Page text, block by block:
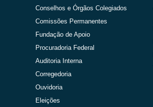
Conselhos e Órgãos Colegiados
Comissões Permanentes
Fundação de Apoio
Procuradoria Federal
Auditoria Interna
Corregedoria
Ouvidoria
Eleições